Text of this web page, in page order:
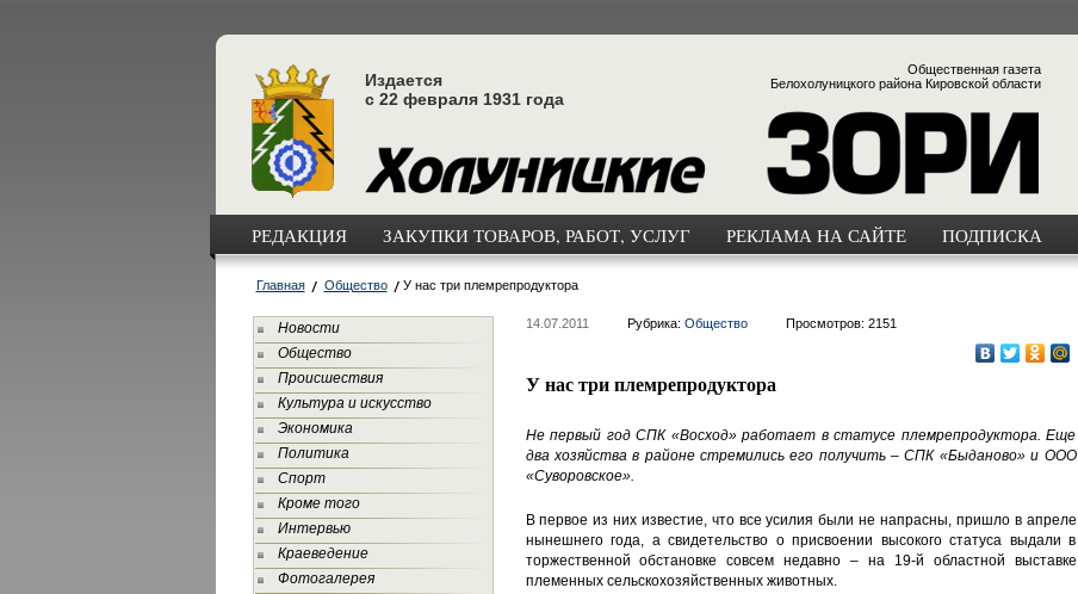
Издается
с 22 февраля 1931 года
Общественная газета
Белохолуницкого района Кировской области
РЕДАКЦИЯ ЗАКУПКИ ТОВАРОВ, РАБОТ, УСЛУГ РЕКЛАМА НА САЙТЕ ПОДПИСКА
Главная Общество У нас три племрепродуктора
Новости
Общество
Происшествия
Культура и искусство
Экономика
Политика
Спорт
Кроме того
Интервью
Краеведение
Фотогалерея
14.07.2011 Рубрика: Общество Просмотров: 2151
У нас три племрепродуктора
Не первый год СПК «Восход» работает в статусе племрепродуктора. Еще
два хозяйства в районе стремились его получить – СПК «Быданово» и ООО
«Суворовское».
В первое из них известие, что все усилия были не напрасны, пришло в апреле
нынешнего года, а свидетельство о присвоении высокого статуса выдали в
торжественной обстановке совсем недавно – на 19-й областной выставке
племенных сельскохозяйственных животных.